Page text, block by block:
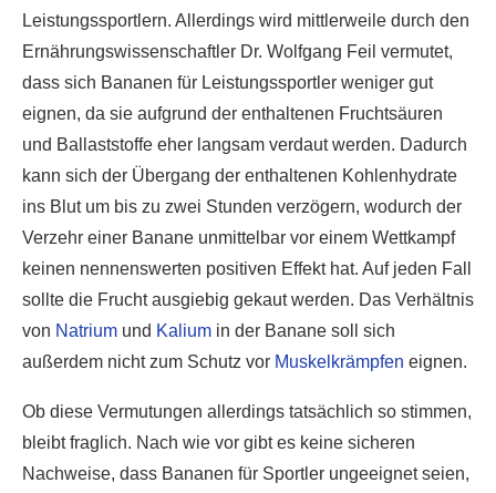
Leistungssportlern. Allerdings wird mittlerweile durch den
Ernährungswissenschaftler Dr. Wolfgang Feil vermutet,
dass sich Bananen für Leistungssportler weniger gut
eignen, da sie aufgrund der enthaltenen Fruchtsäuren
und Ballaststoffe eher langsam verdaut werden. Dadurch
kann sich der Übergang der enthaltenen Kohlenhydrate
ins Blut um bis zu zwei Stunden verzögern, wodurch der
Verzehr einer Banane unmittelbar vor einem Wettkampf
keinen nennenswerten positiven Effekt hat. Auf jeden Fall
sollte die Frucht ausgiebig gekaut werden. Das Verhältnis
von Natrium und Kalium in der Banane soll sich
außerdem nicht zum Schutz vor Muskelkrämpfen eignen.
Ob diese Vermutungen allerdings tatsächlich so stimmen,
bleibt fraglich. Nach wie vor gibt es keine sicheren
Nachweise, dass Bananen für Sportler ungeeignet seien,